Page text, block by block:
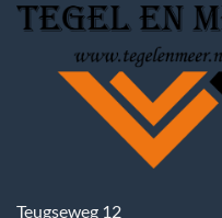
Teugseweg 12